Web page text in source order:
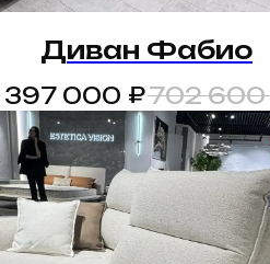
Диван Фабио
397 000 ₽702 600